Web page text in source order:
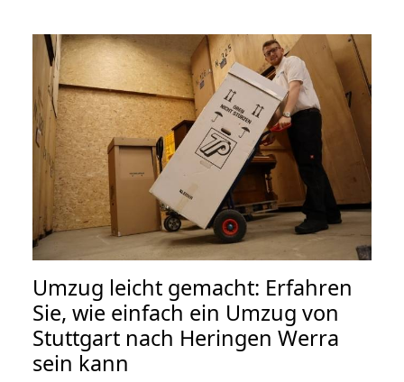
Umzug leicht gemacht: Erfahren
Sie, wie einfach ein Umzug von
Stuttgart nach Heringen Werra
sein kann